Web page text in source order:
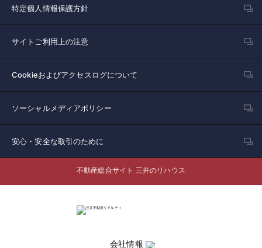
特定個人情報保護方針
サイトご利用上の注意
Cookieおよびアクセスログについて
ソーシャルメディアポリシー
安心・安全な取引のために
不動産総合サイト 三井のリハウス
会社情報